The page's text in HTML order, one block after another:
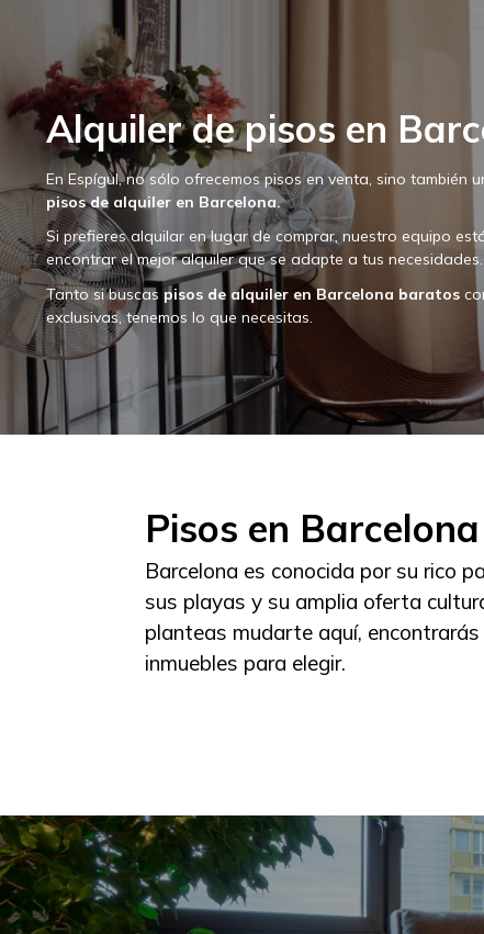
Alquiler de pisos en
En Espígul, no sólo ofrecemos pisos en venta, sino también
pisos de alquiler en Barcelona.
Si prefieres alquilar en lugar de comprar, nuestro equipo
encontrar el mejor alquiler que se adapte a tus necesidades.
Tanto si buscas pisos de alquiler en Barcelona baratos
exclusivas, tenemos lo que necesitas.
Pisos en Barcelona
Barcelona es conocida por su rico
sus playas y su amplia oferta
planteas mudarte aquí,
inmuebles para elegir.